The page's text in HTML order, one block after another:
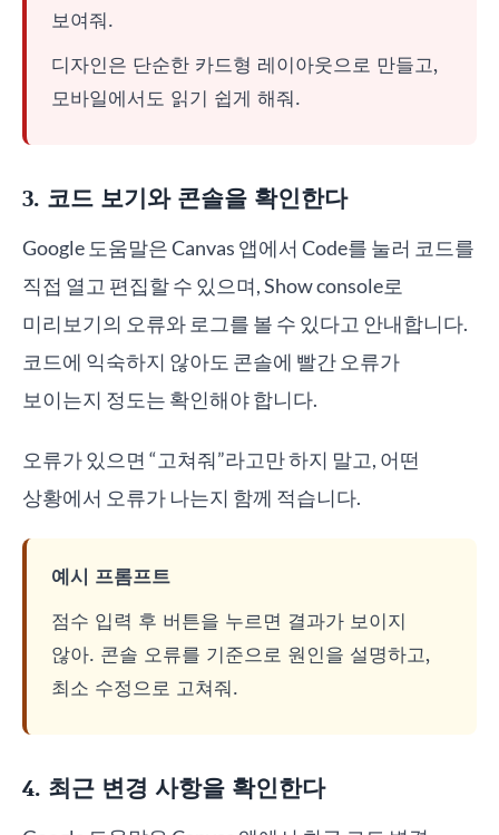
보여줘.
디자인은 단순한 카드형 레이아웃으로 만들고,
모바일에서도 읽기 쉽게 해줘.
3. 코드 보기와 콘솔을 확인한다
Google 도움말은 Canvas 앱에서 Code를 눌러 코드를
직접 열고 편집할 수 있으며, Show console로
미리보기의 오류와 로그를 볼 수 있다고 안내합니다.
코드에 익숙하지 않아도 콘솔에 빨간 오류가
보이는지 정도는 확인해야 합니다.
오류가 있으면 “고쳐줘”라고만 하지 말고, 어떤
상황에서 오류가 나는지 함께 적습니다.
예시 프롬프트
점수 입력 후 버튼을 누르면 결과가 보이지
않아. 콘솔 오류를 기준으로 원인을 설명하고,
최소 수정으로 고쳐줘.
4. 최근 변경 사항을 확인한다